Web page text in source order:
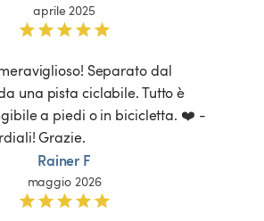
aprile 2025
Separato dal
una pista ciclabile. Tutto è
a piedi o in bicicletta. ❤️ -
Grazie.
Rainer F
maggio 2026